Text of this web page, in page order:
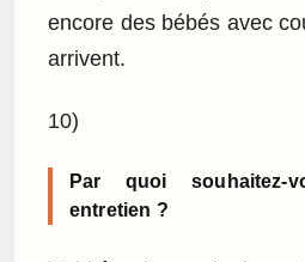
encore des bébés avec
arrivent.
10)
Par quoi souhaitez-
entretien ?